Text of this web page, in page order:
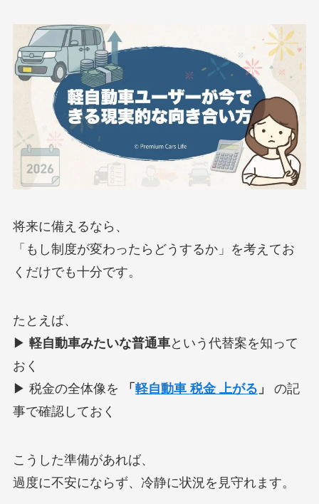
将来に備えるなら、
「もし制度が変わったらどうするか」を考えてお
くだけでも十分です。
たとえば、
▶ 軽自動車みたいな普通車という代替案を知って
おく
▶ 税金の全体像を
「 軽自動車 税金 上がる 」
の記
事で確認しておく
こうした準備があれば、
過度に不安にならず、冷静に状況を見守れます。